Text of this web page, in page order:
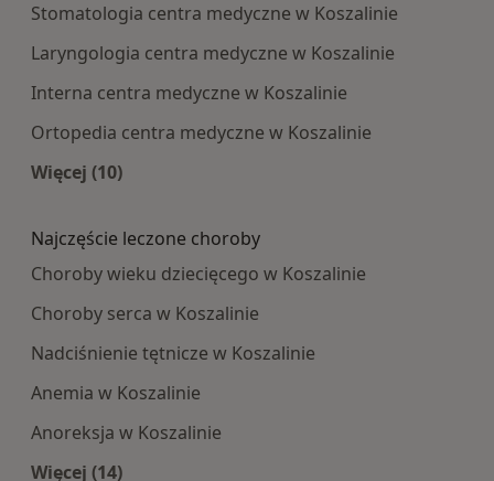
Stomatologia centra medyczne w Koszalinie
Laryngologia centra medyczne w Koszalinie
Interna centra medyczne w Koszalinie
Ortopedia centra medyczne w Koszalinie
Więcej (10)
Najczęście leczone choroby
Choroby wieku dziecięcego w Koszalinie
Choroby serca w Koszalinie
Nadciśnienie tętnicze w Koszalinie
Anemia w Koszalinie
Anoreksja w Koszalinie
Więcej (14)